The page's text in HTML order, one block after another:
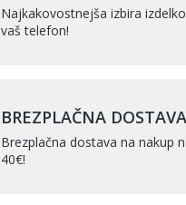
Najkakovostnejša izbira
vaš telefon!
BREZPLAČNA
Brezplačna dostava na nakup
40€!